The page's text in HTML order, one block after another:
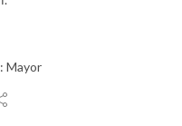
מוזיקת נושא : Mayor